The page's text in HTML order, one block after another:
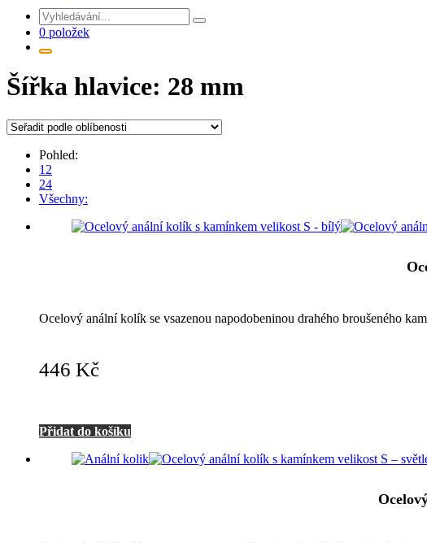
0 položek
Šířka hlavice: 28 mm
Pohled:
12
24
Všechny:
Ocelový anální kolík se vsazenou napodobeninou drahého broušeného
446 Kč
Přidat do košíku